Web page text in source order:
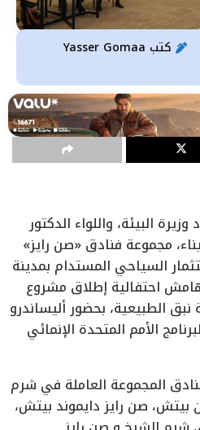
كتب
البيئة، واللواء الدكتور
مجموعة فنادق «صن رايز»
السياحي المستدام بمدينة
احتفالية إطلاق مشروع
نبق الطبيعية، بحضور أليساندرو
الأمم المتحدة الإنمائي
المجموعة العاملة في شرم
بيتش، صن رايز دايموند بيتش،